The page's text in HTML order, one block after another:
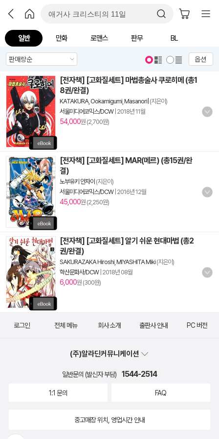
일반 만화 로맨스 판무 BL
옵션
[전자책] [고화질세트] 마법총술사 쿠로히메 (총1
8권/완결)
KATAKURA, Ookamigumi, Masanori| (지은이)
서울미디어코믹스/DCW| 2018년 11월
54,000원 (2,700원)
[전자책] [고화질세트] MAR(메르) (총15권/완
결)
노부유키 안자이 (지은이)
서울미디어코믹스/DCW| 2016년 12월
45,000원 (2,250원)
[전자책] [고화질세트] 알기 쉬운 현대마법 (총2
권/완결)
SAKURAZAKA Hiroshi, MIYASHITA Miki (지은이)
학산문화사/DCW| 2018년 08월
6,000원 (300원)
로그인 전체 메뉴 회사 소개 출판사 안내 PC 버전
(주)알라딘커뮤니케이션
일반문의 (발신자 부담) 1544-2514
1:1 문의 FAQ
중고매장 위치, 영업시간 안내